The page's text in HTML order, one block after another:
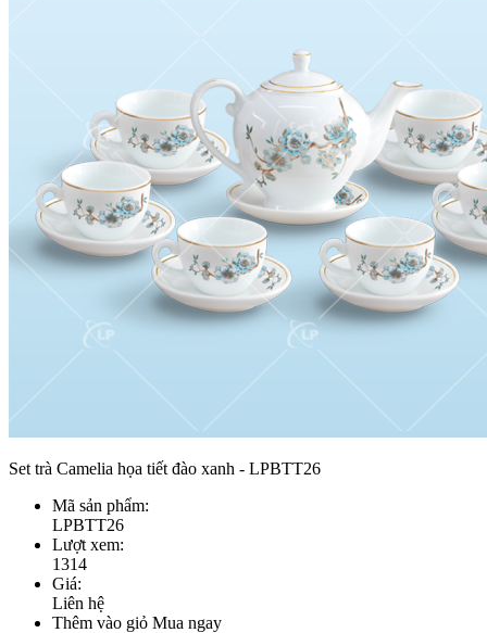
Set trà Camelia họa tiết đào xanh - LPBTT26
Mã sản phẩm:
LPBTT26
Lượt xem:
1314
Giá:
Liên hệ
Thêm vào giỏ Mua ngay